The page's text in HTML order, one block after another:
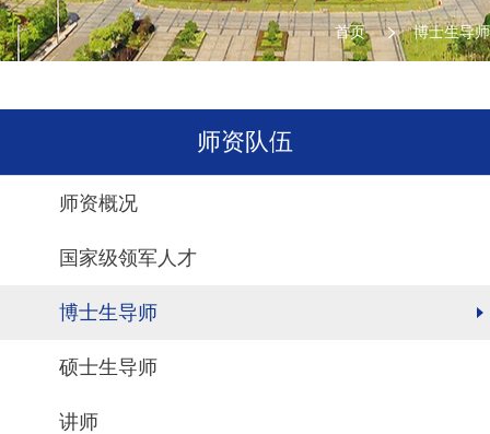
首页 博士生导师
师资队伍
师资概况
国家级领军人才
博士生导师
硕士生导师
讲师